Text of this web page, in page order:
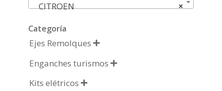
×
CITROEN
Categoría
Ejes Remolques 
Enganches turismos 
Kits elétricos 